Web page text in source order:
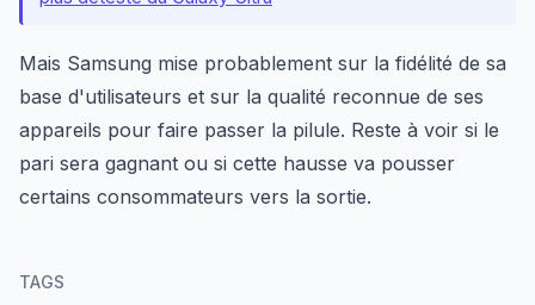
Mais Samsung mise probablement sur la fidélité de sa
base d'utilisateurs et sur la qualité reconnue de ses
appareils pour faire passer la pilule. Reste à voir si le
pari sera gagnant ou si cette hausse va pousser
certains consommateurs vers la sortie.
TAGS